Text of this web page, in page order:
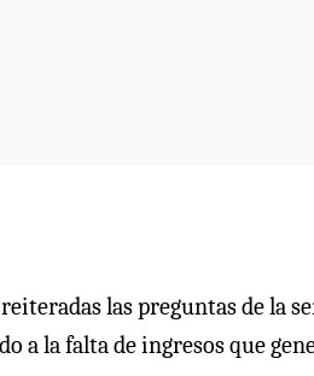
las preguntas de la
a la falta de ingresos que